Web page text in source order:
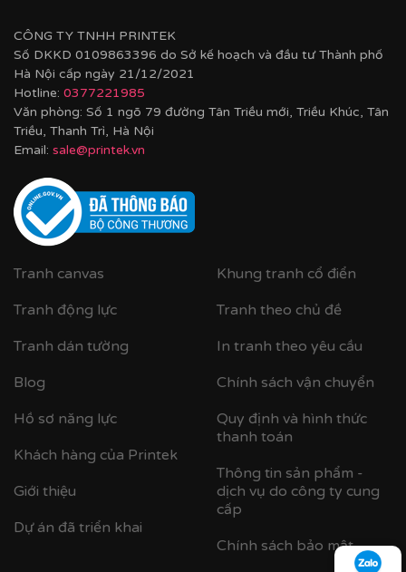
Cận cảnh khung nhựa composite bản khung nhỏ
CÔNG TY TNHH PRINTEK
Số DKKD 0109863396 do Sở kế hoạch và đầu tư Thành phố
Hà Nội cấp ngày 21/12/2021
Hotline: 0377221985
Văn phòng: Số 1 ngõ 79 đường Tân Triều mới, Triều Khúc, Tân
Triều, Thanh Trì, Hà Nội
Email: sale@printek.vn
Tranh canvas
Tranh động lực
Tranh dán tường
Blog
Hồ sơ năng lực
Khách hàng của Printek
Giới thiệu
Dự án đã triển khai
Khung tranh cổ điển
Tranh theo chủ đề
In tranh theo yêu cầu
Chính sách vận chuyển
Quy định và hình thức
thanh toán
Thông tin sản phẩm -
dịch vụ do công ty cung
cấp
Chính sách bảo mật